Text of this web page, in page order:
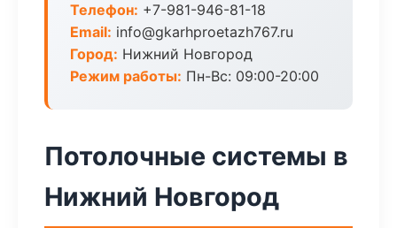
Телефон: +7-981-946-81-18
Email: info@gkarhproetazh767.ru
Город: Нижний Новгород
Режим работы: Пн-Вс: 09:00-20:00
Потолочные системы в
Нижний Новгород